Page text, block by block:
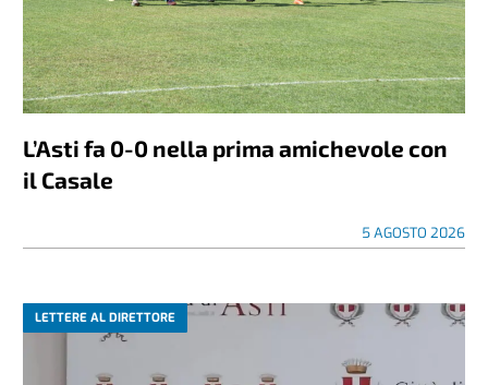
L’Asti fa 0-0 nella prima amichevole con
il Casale
5 AGOSTO 2026
LETTERE AL DIRETTORE